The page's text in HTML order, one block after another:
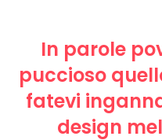
In parole
puccioso
fatevi
design